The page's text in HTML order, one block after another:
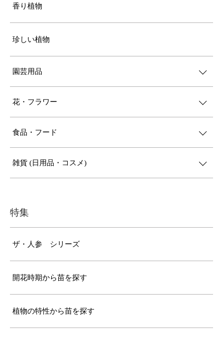
香り植物
珍しい植物
園芸用品
花・フラワー
食品・フード
雑貨 (日用品・コスメ)
特集
ザ・人参 シリーズ
開花時期から苗を探す
植物の特性から苗を探す